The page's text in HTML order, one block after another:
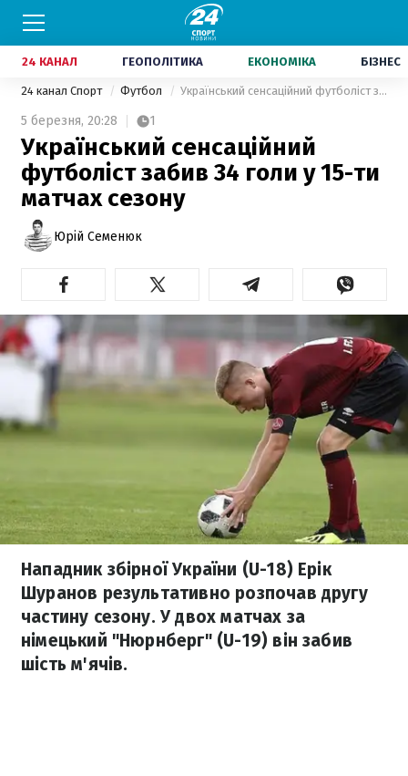
24 КАНАЛ ГЕОПОЛІТИКА ЕКОНОМІКА БІЗНЕС
24 канал Спорт Футбол Український сенсаційний футболіст забив 34 голи у 15-ти матчах сезону
5 березня, 20:28 1
Український сенсаційний
футболіст забив 34 голи у 15-ти
матчах сезону
Юрій Семенюк
Нападник збірної України (U-18) Ерік
Шуранов результативно розпочав другу
частину сезону. У двох матчах за
німецький "Нюрнберг" (U-19) він забив
шість м'ячів.